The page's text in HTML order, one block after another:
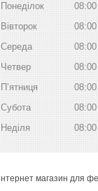
Понеділок 08:00
Вівторок
08:00
Середа
08:00
Четвер
08:00
Пʼятниця
08:00
Субота
08:00
Неділя
08:00